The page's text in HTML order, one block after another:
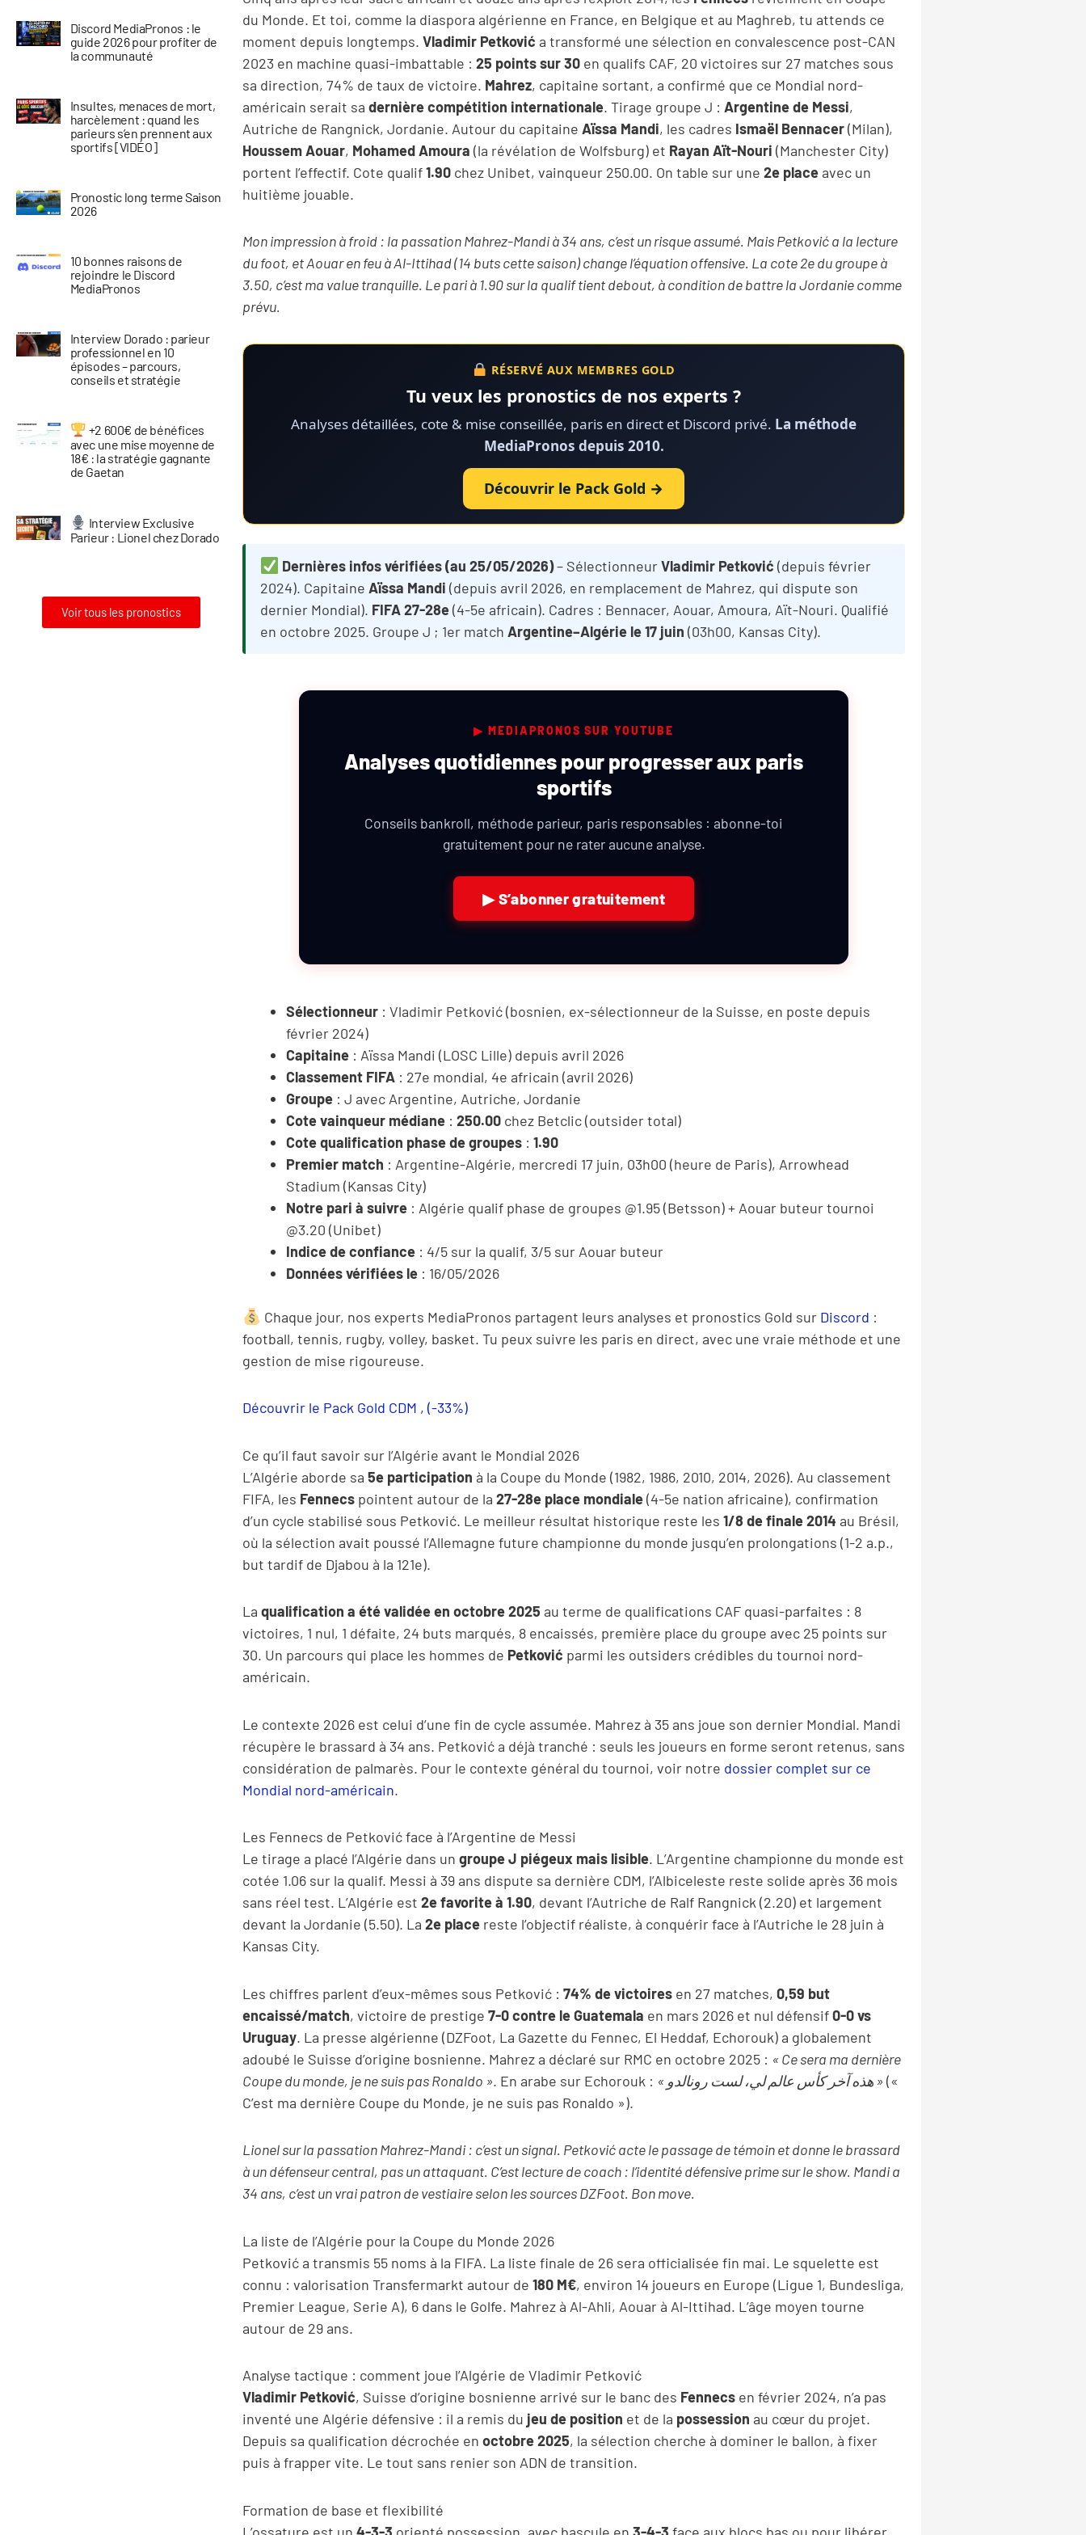
Discord MediaPronos : le
guide 2026 pour profiter de
la communauté
Insultes, menaces de mort,
harcèlement : quand les
parieurs s’en prennent aux
sportifs [VIDÉO]
Pronostic long terme Saison
2026
10 bonnes raisons de
rejoindre le Discord
MediaPronos
Interview Dorado : parieur
professionnel en 10
épisodes – parcours,
conseils et stratégie
+2 600€ de bénéfices
avec une mise moyenne de
18€ : la stratégie gagnante
de Gaetan
Interview Exclusive
Parieur : Lionel chez Dorado
Voir tous les pronostics
du Monde. Et toi, comme la diaspora algérienne en France, en Belgique et au Maghreb, tu attends ce
moment depuis longtemps. Vladimir Petković a transformé une sélection en convalescence post-CAN
2023 en machine quasi-imbattable : 25 points sur 30 en qualifs CAF, 20 victoires sur 27 matches sous
sa direction, 74% de taux de victoire. Mahrez, capitaine sortant, a confirmé que ce Mondial nord-
américain serait sa dernière compétition internationale. Tirage groupe J : Argentine de Messi,
Autriche de Rangnick, Jordanie. Autour du capitaine Aïssa Mandi, les cadres Ismaël Bennacer(Milan),
Houssem Aouar, Mohamed Amoura (la révélation de Wolfsburg) et Rayan Aït-Nouri (Manchester City)
portent l’effectif. Cote qualif1.90 chez Unibet, vainqueur 250.00. On table sur une 2e place avec un
huitième jouable.
Mon impression à froid : la passation Mahrez-Mandi à 34 ans, c’est un risque assumé. Mais Petković a la lecture
du foot, et Aouar en feu à Al-Ittihad (14 buts cette saison) change l’équation offensive. La cote 2e du groupe à
3.50, c’est ma value tranquille. Le pari à 1.90 sur la qualif tient debout, à condition de battre la Jordanie comme
prévu.
RÉSERVÉ AUX MEMBRES GOLD
Tu veux les pronostics de nos experts ?
Analyses détaillées, cote & mise conseillée, paris en direct et Discord privé. La méthode
MediaPronos depuis 2010.
Découvrir le Pack Gold →
Dernières infos vérifiées (au 25/05/2026)– SélectionneurVladimir Petković (depuis février
2024). Capitaine Aïssa Mandi (depuis avril 2026, en remplacement de Mahrez, qui dispute son
dernier Mondial). FIFA 27-28e(4-5e africain). Cadres : Bennacer, Aouar, Amoura, Aït-Nouri. Qualifié
en octobre 2025. Groupe J ; 1er match Argentine–Algérie le 17 juin (03h00, Kansas City).
▶ MEDIAPRONOS SUR YOUTUBE
Analyses quotidiennes pour progresser aux paris
sportifs
Conseils bankroll, méthode parieur, paris responsables : abonne-toi
gratuitement pour ne rater aucune analyse.
▶ S’abonner gratuitement
Sélectionneur : Vladimir Petković (bosnien, ex-sélectionneur de la Suisse, en poste depuis
février 2024)
Capitaine : Aïssa Mandi (LOSC Lille) depuis avril 2026
Classement FIFA : 27e mondial, 4e africain (avril 2026)
Groupe : J avec Argentine, Autriche, Jordanie
Cote vainqueur médiane : 250.00 chez Betclic (outsider total)
Cote qualification phase de groupes : 1.90
Premier match : Argentine-Algérie, mercredi 17 juin, 03h00 (heure de Paris), Arrowhead
Stadium (Kansas City)
Notre pari à suivre : Algérie qualif phase de groupes @1.95 (Betsson) + Aouar buteur tournoi
@3.20 (Unibet)
Indice de confiance : 4/5 sur la qualif, 3/5 sur Aouar buteur
Données vérifiées le : 16/05/2026
Chaque jour, nos experts MediaPronos partagent leurs analyses et pronostics Gold sur Discord :
football, tennis, rugby, volley, basket. Tu peux suivre les paris en direct, avec une vraie méthode et une
gestion de mise rigoureuse.
Découvrir le Pack Gold CDM , (-33%)
Ce qu’il faut savoir sur l’Algérie avant le Mondial 2026
L’Algérie aborde sa 5e participation à la Coupe du Monde (1982, 1986, 2010, 2014, 2026). Au classement
FIFA, les Fennecs pointent autour de la 27-28e place mondiale(4-5e nation africaine), confirmation
d’un cycle stabilisé sous Petković. Le meilleur résultat historique reste les 1/8 de finale 2014 au Brésil,
où la sélection avait poussé l’Allemagne future championne du monde jusqu’en prolongations (1-2 a.p.,
but tardif de Djabou à la 121e).
La qualification a été validée en octobre 2025 au terme de qualifications CAF quasi-parfaites : 8
victoires, 1 nul, 1 défaite, 24 buts marqués, 8 encaissés, première place du groupe avec 25 points sur
30. Un parcours qui place les hommes de Petković parmi les outsiders crédibles du tournoi nord-
américain.
Le contexte 2026 est celui d’une fin de cycle assumée. Mahrez à 35 ans joue son dernier Mondial. Mandi
récupère le brassard à 34 ans. Petković a déjà tranché : seuls les joueurs en forme seront retenus, sans
considération de palmarès. Pour le contexte général du tournoi, voir notre dossier complet sur ce
Mondial nord-américain.
Les Fennecs de Petković face à l’Argentine de Messi
Le tirage a placé l’Algérie dans un groupe J piégeux mais lisible. L’Argentine championne du monde est
cotée 1.06 sur la qualif. Messi à 39 ans dispute sa dernière CDM, l’Albiceleste reste solide après 36 mois
sans réel test. L’Algérie est 2e favorite à 1.90, devant l’Autriche de Ralf Rangnick (2.20) et largement
devant la Jordanie (5.50). La 2e place reste l’objectif réaliste, à conquérir face à l’Autriche le 28 juin à
Kansas City.
Les chiffres parlent d’eux-mêmes sous Petković : 74% de victoires en 27 matches, 0,59 but
encaissé/match, victoire de prestige 7-0 contre le Guatemala en mars 2026 et nul défensif0-0 vs
Uruguay. La presse algérienne (DZFoot, La Gazette du Fennec, El Heddaf, Echorouk) a globalement
adoubé le Suisse d’origine bosnienne. Mahrez a déclaré sur RMC en octobre 2025 : « Ce sera ma dernière
Coupe du monde, je ne suis pas Ronaldo ». En arabe sur Echorouk : « هذه آخر كأس عالم لي، لست رونالدو » («
C’est ma dernière Coupe du Monde, je ne suis pas Ronaldo »).
Lionel sur la passation Mahrez-Mandi : c’est un signal. Petković acte le passage de témoin et donne le brassard
à un défenseur central, pas un attaquant. C’est lecture de coach : l’identité défensive prime sur le show. Mandi a
34 ans, c’est un vrai patron de vestiaire selon les sources DZFoot. Bon move.
La liste de l’Algérie pour la Coupe du Monde 2026
Petković a transmis 55 noms à la FIFA. La liste finale de 26 sera officialisée fin mai. Le squelette est
connu : valorisation Transfermarkt autour de 180 M€, environ 14 joueurs en Europe (Ligue 1, Bundesliga,
Premier League, Serie A), 6 dans le Golfe. Mahrez à Al-Ahli, Aouar à Al-Ittihad. L’âge moyen tourne
autour de 29 ans.
Analyse tactique : comment joue l’Algérie de Vladimir Petković
Vladimir Petković, Suisse d’origine bosnienne arrivé sur le banc des Fennecs en février 2024, n’a pas
inventé une Algérie défensive : il a remis du jeu de position et de la possession au cœur du projet.
Depuis sa qualification décrochée en octobre 2025, la sélection cherche à dominer le ballon, à fixer
puis à frapper vite. Le tout sans renier son ADN de transition.
Formation de base et flexibilité